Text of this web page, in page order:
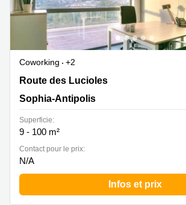
Coworking
+2
535 Route des Lucioles, Sophia-Antipolis
Route des Lucioles
Sophia-Antipolis
Superficie:
9 - 100 m²
Contact pour le prix:
N/A
Infos et prix